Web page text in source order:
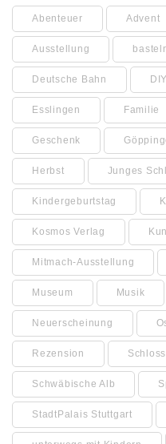
Abenteuer Advent
Ausstellung
Deutsche Bahn DIY
Esslingen Familie
Geschenk
Herbst Junges
Kindergeburtstag
Kosmos Verlag
Mitmach-Ausstellung
Museum Musik
Neuerscheinung
Rezension
Schwäbische Alb
StadtPalais Stuttgart